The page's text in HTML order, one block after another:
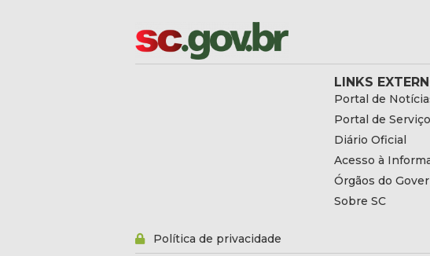
LINKS
Portal de
Portal de
Diário Oficial
Acesso à
Órgãos do
Sobre SC
Política de privacidade